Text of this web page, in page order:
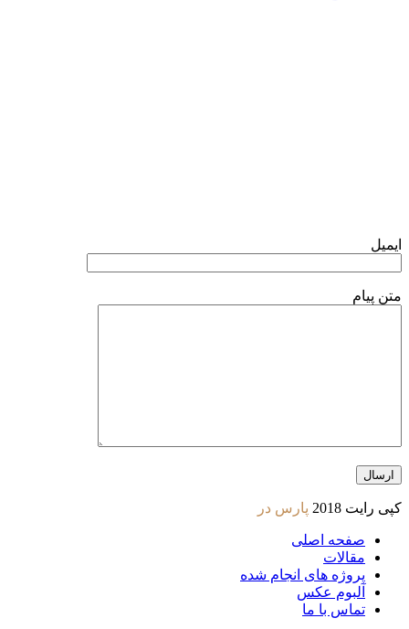
ایمیل
متن پیام
کپی رایت 2018 پارس در
صفحه اصلی
مقالات
پروژه های انجام شده
آلبوم عکس
تماس با ما